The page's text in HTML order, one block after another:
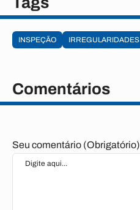
INSPEÇÃO IRREGULARIDADES
Comentários
Seu comentário (Obrigatório)